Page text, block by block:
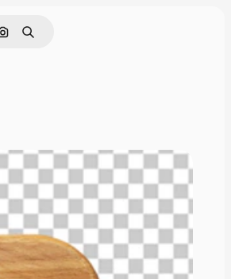
Nach Bild suchen
Suchen